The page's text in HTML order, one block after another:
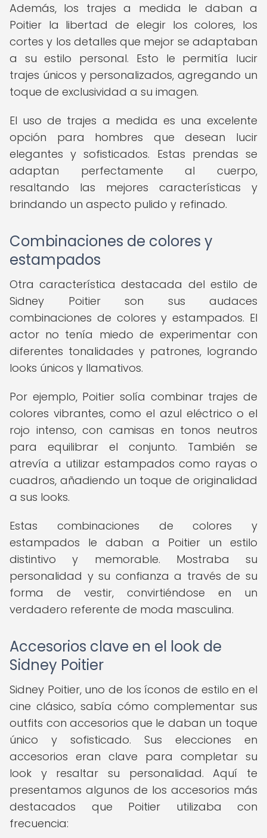
Además, los trajes a medida le daban a
Poitier la libertad de elegir los colores, los
cortes y los detalles que mejor se adaptaban
a su estilo personal. Esto le permitía lucir
trajes únicos y personalizados, agregando un
toque de exclusividad a su imagen.
El uso de trajes a medida es una excelente
opción para hombres que desean lucir
elegantes y sofisticados. Estas prendas se
adaptan perfectamente al cuerpo,
resaltando las mejores características y
brindando un aspecto pulido y refinado.
Combinaciones de colores y
estampados
Otra característica destacada del estilo de
Sidney Poitier son sus audaces
combinaciones de colores y estampados. El
actor no tenía miedo de experimentar con
diferentes tonalidades y patrones, logrando
looks únicos y llamativos.
Por ejemplo, Poitier solía combinar trajes de
colores vibrantes, como el azul eléctrico o el
rojo intenso, con camisas en tonos neutros
para equilibrar el conjunto. También se
atrevía a utilizar estampados como rayas o
cuadros, añadiendo un toque de originalidad
a sus looks.
Estas combinaciones de colores y
estampados le daban a Poitier un estilo
distintivo y memorable. Mostraba su
personalidad y su confianza a través de su
forma de vestir, convirtiéndose en un
verdadero referente de moda masculina.
Accesorios clave en el look de
Sidney Poitier
Sidney Poitier, uno de los íconos de estilo en el
cine clásico, sabía cómo complementar sus
outfits con accesorios que le daban un toque
único y sofisticado. Sus elecciones en
accesorios eran clave para completar su
look y resaltar su personalidad. Aquí te
presentamos algunos de los accesorios más
destacados que Poitier utilizaba con
frecuencia: